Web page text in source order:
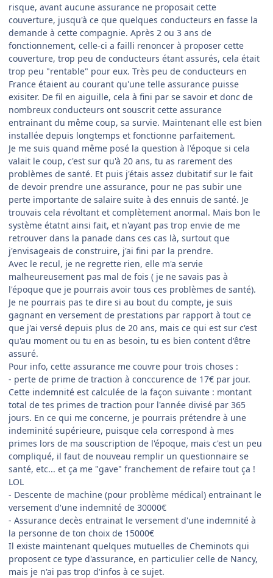
risque, avant aucune assurance ne proposait cette
couverture, jusqu'à ce que quelques conducteurs en fasse la
demande à cette compagnie. Après 2 ou 3 ans de
fonctionnement, celle-ci a failli renoncer à proposer cette
couverture, trop peu de conducteurs étant assurés, cela était
trop peu "rentable" pour eux. Très peu de conducteurs en
France étaient au courant qu'une telle assurance puisse
exisiter. De fil en aiguille, cela à fini par se savoir et donc de
nombreux conducteurs ont souscrit cette assurance
entrainant du même coup, sa survie. Maintenant elle est bien
installée depuis longtemps et fonctionne parfaitement.
Je me suis quand même posé la question à l'époque si cela
valait le coup, c'est sur qu'à 20 ans, tu as rarement des
problèmes de santé. Et puis j'étais assez dubitatif sur le fait
de devoir prendre une assurance, pour ne pas subir une
perte importante de salaire suite à des ennuis de santé. Je
trouvais cela révoltant et complètement anormal. Mais bon le
système étatnt ainsi fait, et n'ayant pas trop envie de me
retrouver dans la panade dans ces cas là, surtout que
j'envisageais de construire, j'ai fini par la prendre.
Avec le recul, je ne regrette rien, elle m'a servie
malheureusement pas mal de fois ( je ne savais pas à
l'époque que je pourrais avoir tous ces problèmes de santé).
Je ne pourrais pas te dire si au bout du compte, je suis
gagnant en versement de prestations par rapport à tout ce
que j'ai versé depuis plus de 20 ans, mais ce qui est sur c'est
qu'au moment ou tu en as besoin, tu es bien content d'être
assuré.
Pour info, cette assurance me couvre pour trois choses :
- perte de prime de traction à conccurence de 17€ par jour.
Cette indemnité est calculée de la façon suivante : montant
total de tes primes de traction pour l'année divisé par 365
jours. En ce qui me concerne, je pourrais prétendre à une
indeminité supérieure, puisque cela correspond à mes
primes lors de ma souscription de l'époque, mais c'est un peu
compliqué, il faut de nouveau remplir un questionnaire se
santé, etc... et ça me "gave" franchement de refaire tout ça !
LOL
- Descente de machine (pour problème médical) entrainant le
versement d'une indemnité de 30000€
- Assurance decès entrainat le versement d'une indemnité à
la personne de ton choix de 15000€
Il existe maintenant quelques mutuelles de Cheminots qui
proposent ce type d'assurance, en particulier celle de Nancy,
mais je n'ai pas trop d'infos à ce sujet.